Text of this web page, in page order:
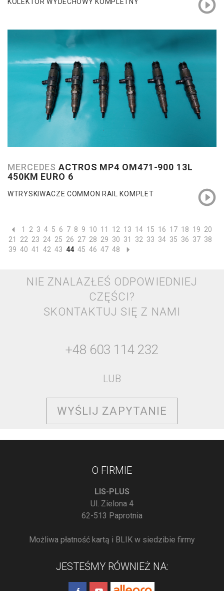
MERCEDESACTROS MP4 OM471-900 13L
450KM EURO 6
WTRYSKIWACZE COMMON RAIL KOMPLET
1 2 3 4 5 6 7 8 9 10 11 12 13 14 15 16 17 18 19 20
21
22 23 24 25 26 27 28 29 30 31 32 33 34 35 36 37 38
39 40 41 42 43 44 45 46 47 48
NIE ZNALAZŁEŚ ODPOWIEDNIEJ
CZĘŚCI?
SKONTAKTUJ SIĘ Z NAMI
+48 603 114 232
LUB
WYŚLIJ ZAPYTANIE
O FIRMIE
LIS-PLUS
Ul. Zielona 4
62-513 Paprotnia
Możliwa płatność kartą i BLIK w siedzibie firmy
JESTEŚMY RÓWNIEŻ NA: